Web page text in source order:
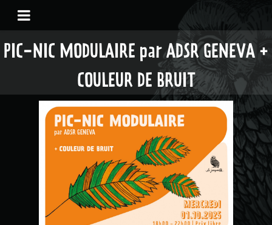
PIC-NIC MODULAIRE par ADSR GENEVA +
COULEUR DE BRUIT